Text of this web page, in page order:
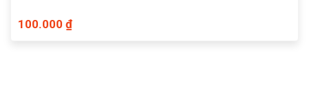
100.000 ₫